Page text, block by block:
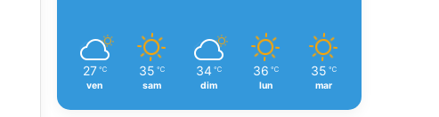
27 ℃
ven
35 ℃
sam
34 ℃
dim
36 ℃
lun
35 ℃
mar